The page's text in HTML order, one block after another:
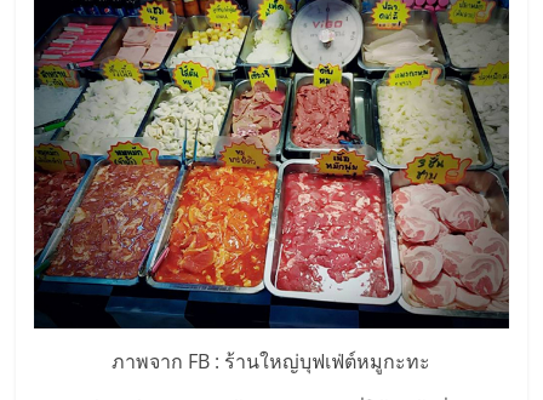
ไชส์,
ที่
ปรึกษา
แฟ
รน
ภาพจาก FB : ร้านใหญ่บุฟเฟ่ต์หมูกะทะ